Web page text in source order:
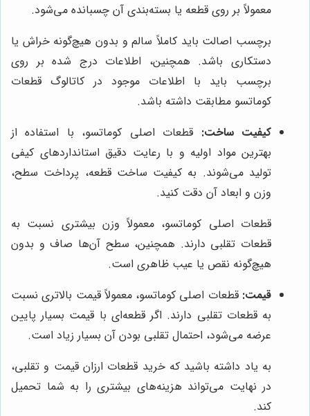
معمولاً بر روی قطعه یا بسته‌بندی آن چسبانده می‌شود.
برچسب اصالت باید کاملاً سالم و بدون هیچ‌گونه خراش یا
دستکاری باشد. همچنین، اطلاعات درج شده بر روی
برچسب باید با اطلاعات موجود در کاتالوگ قطعات
کوماتسو مطابقت داشته باشد.
کیفیت ساخت: قطعات اصلی کوماتسو، با استفاده از
بهترین مواد اولیه و با رعایت دقیق استانداردهای کیفی
تولید می‌شوند. به کیفیت ساخت قطعه، پرداخت سطح،
وزن و ابعاد آن دقت کنید.
قطعات اصلی کوماتسو، معمولاً وزن بیشتری نسبت به
قطعات تقلبی دارند. همچنین، سطح آن‌ها صاف و بدون
هیچ‌گونه نقص یا عیب ظاهری است.
قیمت: قطعات اصلی کوماتسو، معمولاً قیمت بالاتری نسبت
به قطعات تقلبی دارند. اگر قطعه‌ای با قیمت بسیار پایین
عرضه می‌شود، احتمال تقلبی بودن آن بسیار زیاد است.
به یاد داشته باشید که خرید قطعات ارزان قیمت و تقلبی،
در نهایت می‌تواند هزینه‌های بیشتری را به شما تحمیل
کند.